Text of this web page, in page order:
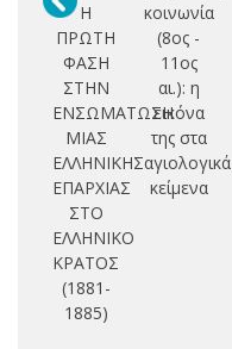
Η
ΠΡΩΤΗ
ΦΑΣΗ
ΣΤΗΝ
ΕΝΣΩΜΑΤΩΣΗ
ΜΙΑΣ
ΕΛΛΗΝΙΚΗΣ
ΕΠΑΡΧΙΑΣ
ΣΤΟ
ΕΛΛΗΝΙΚΟ
ΚΡΑΤΟΣ
(1881-
1885)
κοινωνία
(8ος -
11ος
αι.): η
εικόνα
της στα
αγιολογικά
κείμενα